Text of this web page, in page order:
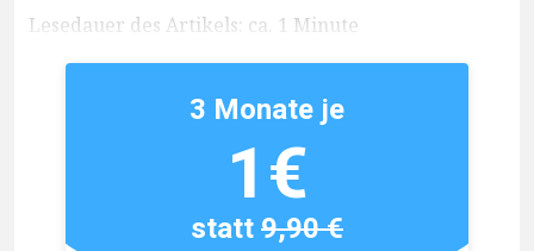
Lesedauer des Artikels: ca. 1 Minute
3 Monate je
1€
statt9,90 €